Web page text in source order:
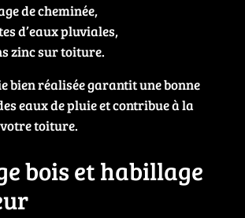
de cheminée,
d’eaux pluviales,
zinc sur toiture.
bien réalisée garantit une bonne
eaux de pluie et contribue à la
toiture.
bois et habillage